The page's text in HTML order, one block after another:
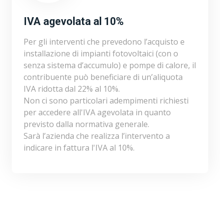
IVA agevolata al 10%
Per gli interventi che prevedono l’acquisto e
installazione di impianti fotovoltaici (con o
senza sistema d’accumulo) e pompe di calore, il
contribuente può beneficiare di un’aliquota
IVA ridotta dal 22% al 10%.
Non ci sono particolari adempimenti richiesti
per accedere all'IVA agevolata in quanto
previsto dalla normativa generale.
Sarà l’azienda che realizza l’intervento a
indicare in fattura l'IVA al 10%.